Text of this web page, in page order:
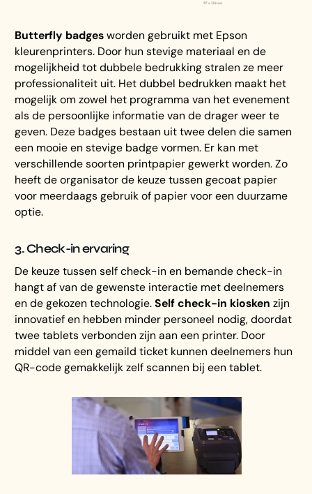
Butterfly badgesworden gebruikt met Epson
kleurenprinters. Door hun stevige materiaal en de
mogelijkheid tot dubbele bedrukking stralen ze meer
professionaliteit uit. Het dubbel bedrukken maakt het
mogelijk om zowel het programma van het evenement
als de persoonlijke informatie van de drager weer te
geven. Deze badges bestaan uit twee delen die samen
een mooie en stevige badge vormen. Er kan met
verschillende soorten printpapier gewerkt worden. Zo
heeft de organisator de keuze tussen gecoat papier
voor meerdaags gebruik of papier voor een duurzame
optie.
3. Check-in ervaring
De keuze tussen self check-in en bemande check-in
hangt af van de gewenste interactie met deelnemers
en de gekozen technologie.Self check-in kiosken zijn
innovatief en hebben minder personeel nodig, doordat
twee tablets verbonden zijn aan een printer. Door
middel van een gemaild ticket kunnen deelnemers hun
QR-code gemakkelijk zelf scannen bij een tablet.